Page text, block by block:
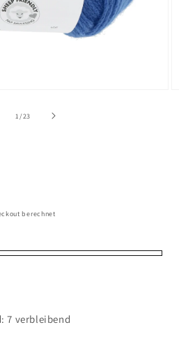
1 /von
23
berechnet
7 verbleibend